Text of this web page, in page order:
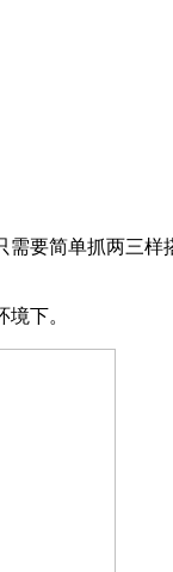
简单抓两三样
下。